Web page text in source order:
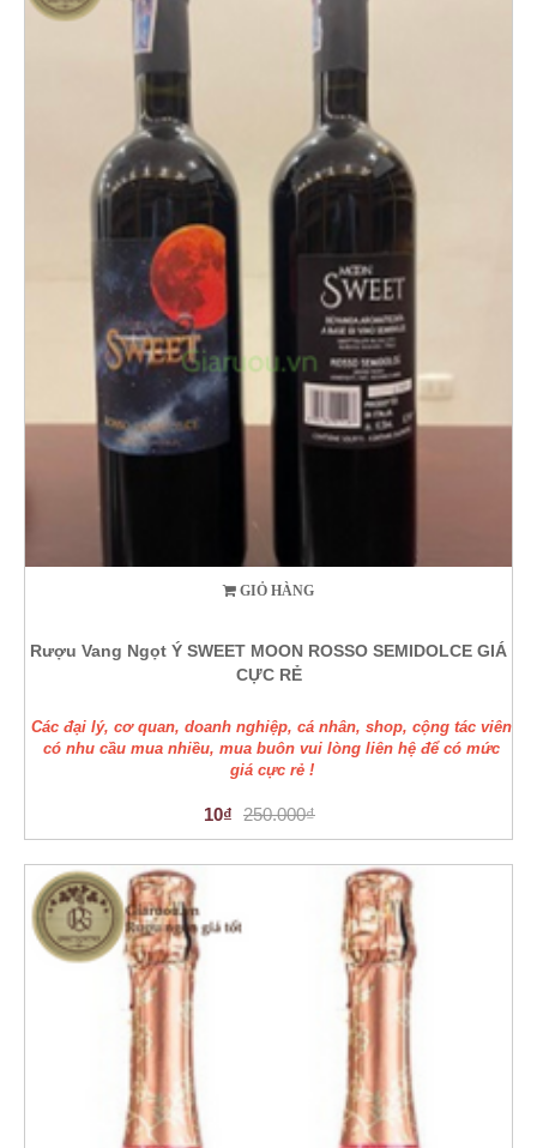
GIỎ HÀNG
Rượu Vang Ngọt Ý SWEET MOON ROSSO SEMIDOLCE GIÁ
CỰC RẺ
Các đại lý, cơ quan, doanh nghiệp, cá nhân, shop, cộng tác viên
có nhu cầu mua nhiều, mua buôn vui lòng liên hệ để có mức
giá cực rẻ !
10₫ 250.000₫